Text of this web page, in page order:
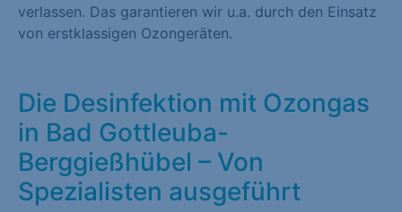
verlassen. Das garantieren wir u.a. durch den Einsatz
von erstklassigen Ozongeräten.
Die Desinfektion mit Ozongas
in Bad Gottleuba-
Berggießhübel – Von
Spezialisten ausgeführt